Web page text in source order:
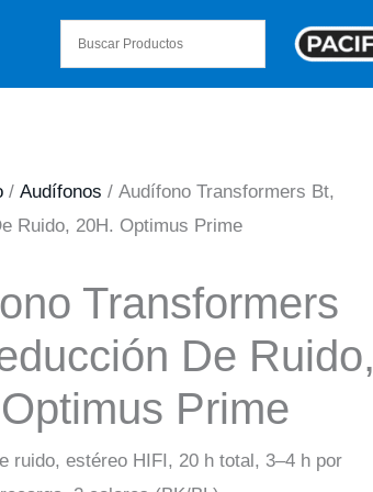
/ Audífonos / Audífono Transformers Bt,
Ruido, 20H. Optimus Prime
Transformers
De Ruido,
Prime
ruido, estéreo HIFI, 20 h total, 3–4 h por